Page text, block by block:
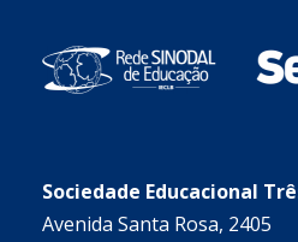
Sociedade Educacional
Avenida Santa Rosa, 2405